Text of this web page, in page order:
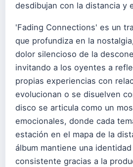
desdibujan con la distancia y
'Fading Connections' es un
que profundiza en la
dolor silencioso de la
invitando a los oyentes a
propias experiencias con
evolucionan o se disuelven
disco se articula como un
emocionales, donde cada
estación en el mapa de la
álbum mantiene una
consistente gracias a la